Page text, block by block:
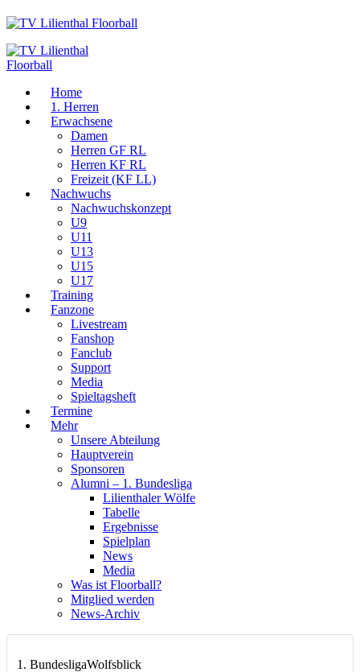
Home
1. Herren
Erwachsene
Damen
Herren GF RL
Herren KF RL
Freizeit (KF LL)
Nachwuchs
Nachwuchskonzept
U9
U11
U13
U15
U17
Training
Fanzone
Livestream
Fanshop
Fanclub
Support
Media
Spieltagsheft
Termine
Mehr
Unsere Abteilung
Hauptverein
Sponsoren
Alumni – 1. Bundesliga
Lilienthaler Wölfe
Tabelle
Ergebnisse
Spielplan
News
Media
Was ist Floorball?
Mitglied werden
News-Archiv
1. BundesligaWolfsblick